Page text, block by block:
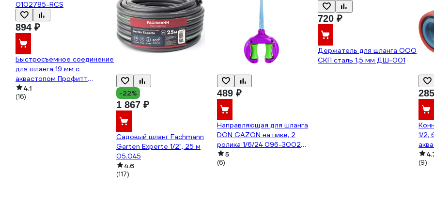
894 ₽
Быстросъёмное соединение
для шланга 19 мм с
аквастопом Профитт
0102785-RCS
4.1
(16) -22%
1 867 ₽
Садовый шланг Fachmann
Garten Experte 1/2", 25 м
05.045
4.6
(117)
489 ₽
Направляющая для шланга
DON GAZON на пике, 2
ролика 1/6/24 096-3002
42331
5
(6)
720 ₽
Держатель для шланга ООО
СКП сталь 1,5 мм ДШ-001
1/2,
(9)